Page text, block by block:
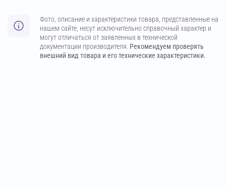
Фото, описание и характеристики товара, представленные на
нашем сайте, несут исключительно справочный характер и
могут отличаться от заявленных в технической
документации производителя. Рекомендуем проверять
внешний вид товара и его технические характеристики.